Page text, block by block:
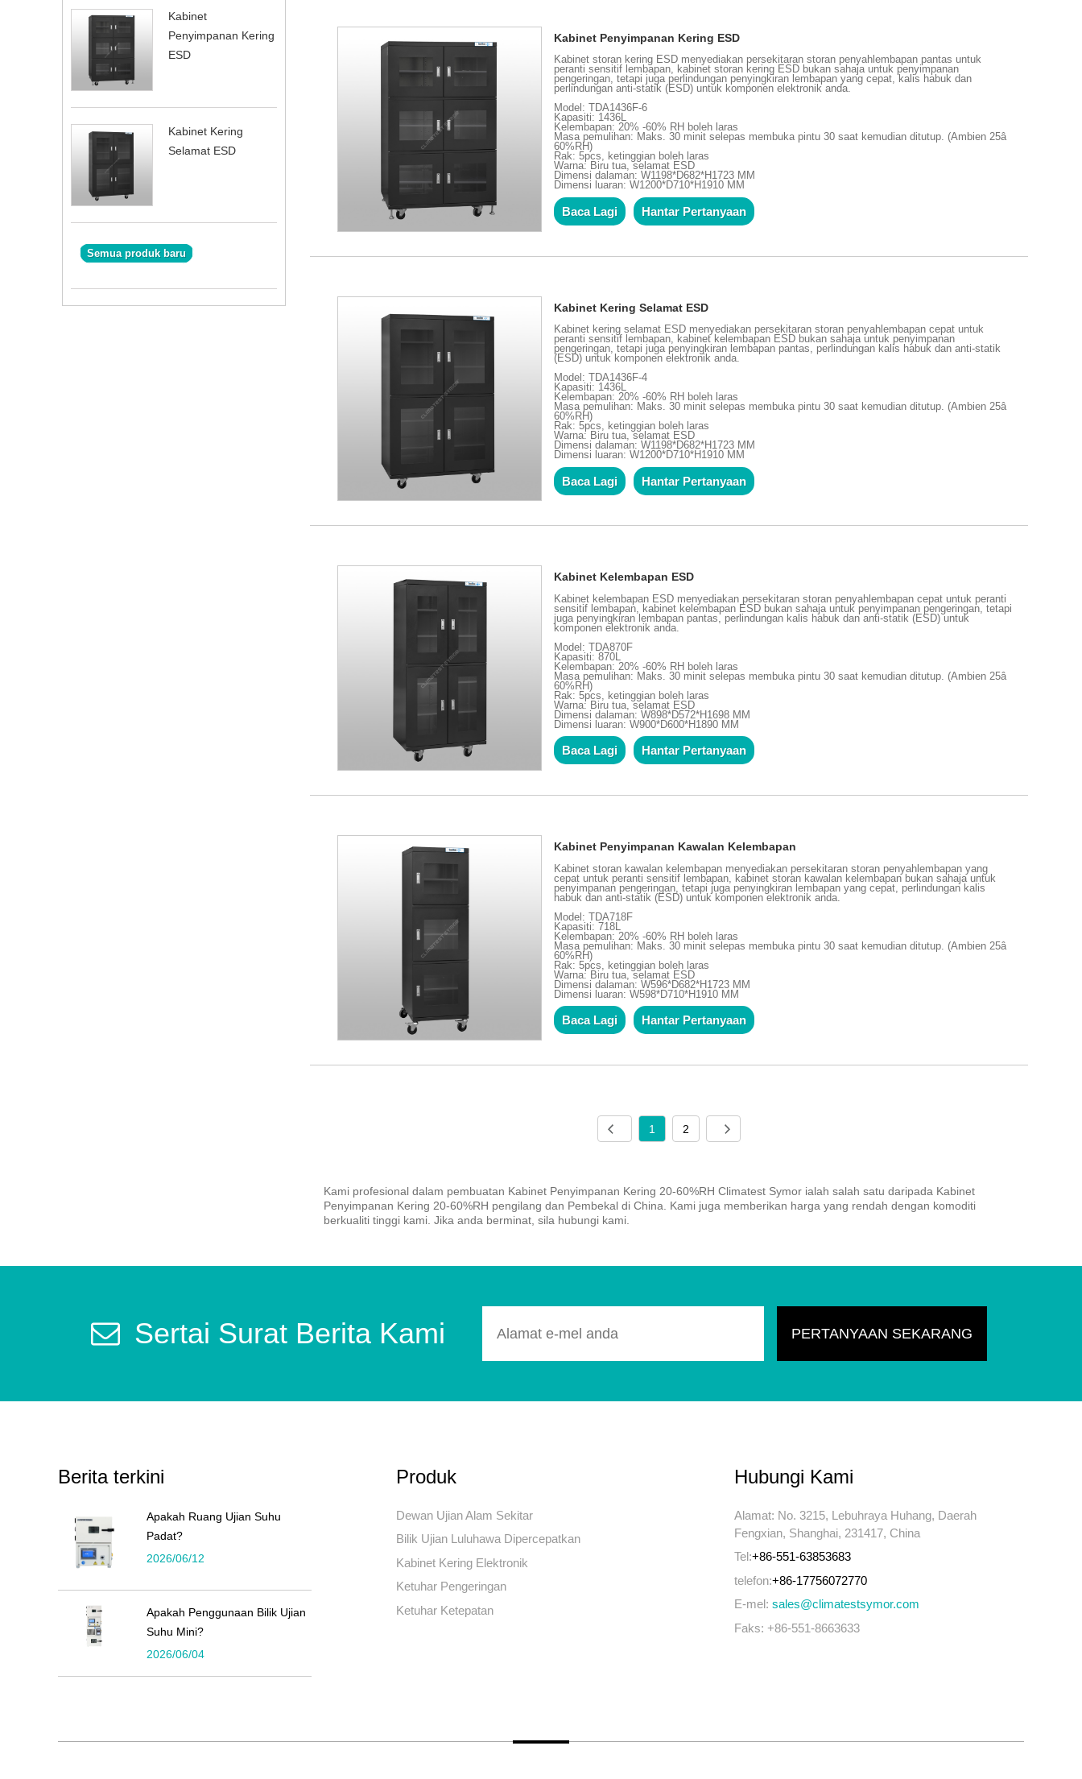
Kabinet
Penyimpanan Kering
ESD
Kabinet Kering
Selamat ESD
Semua produk baru
Kabinet Penyimpanan Kering ESD
Kabinet storan kering ESD menyediakan persekitaran storan penyahlembapan pantas untuk
peranti sensitif lembapan, kabinet storan kering ESD bukan sahaja untuk penyimpanan
pengeringan, tetapi juga perlindungan penyingkiran lembapan yang cepat, kalis habuk dan
perlindungan anti-statik (ESD) untuk komponen elektronik anda.
Model: TDA1436F-6
Kapasiti: 1436L
Kelembapan: 20% -60% RH boleh laras
Masa pemulihan: Maks. 30 minit selepas membuka pintu 30 saat kemudian ditutup. (Ambien 25â
60%RH)
Rak: 5pcs, ketinggian boleh laras
Warna: Biru tua, selamat ESD
Dimensi dalaman: W1198*D682*H1723 MM
Dimensi luaran: W1200*D710*H1910 MM
Baca Lagi Hantar Pertanyaan
Kabinet Kering Selamat ESD
Kabinet kering selamat ESD menyediakan persekitaran storan penyahlembapan cepat untuk
peranti sensitif lembapan, kabinet kelembapan ESD bukan sahaja untuk penyimpanan
pengeringan, tetapi juga penyingkiran lembapan pantas, perlindungan kalis habuk dan anti-statik
(ESD) untuk komponen elektronik anda.
Model: TDA1436F-4
Kapasiti: 1436L
Kelembapan: 20% -60% RH boleh laras
Masa pemulihan: Maks. 30 minit selepas membuka pintu 30 saat kemudian ditutup. (Ambien 25â
60%RH)
Rak: 5pcs, ketinggian boleh laras
Warna: Biru tua, selamat ESD
Dimensi dalaman: W1198*D682*H1723 MM
Dimensi luaran: W1200*D710*H1910 MM
Baca Lagi Hantar Pertanyaan
Kabinet Kelembapan ESD
Kabinet kelembapan ESD menyediakan persekitaran storan penyahlembapan cepat untuk peranti
sensitif lembapan, kabinet kelembapan ESD bukan sahaja untuk penyimpanan pengeringan, tetapi
juga penyingkiran lembapan pantas, perlindungan kalis habuk dan anti-statik (ESD) untuk
komponen elektronik anda.
Model: TDA870F
Kapasiti: 870L
Kelembapan: 20% -60% RH boleh laras
Masa pemulihan: Maks. 30 minit selepas membuka pintu 30 saat kemudian ditutup. (Ambien 25â
60%RH)
Rak: 5pcs, ketinggian boleh laras
Warna: Biru tua, selamat ESD
Dimensi dalaman: W898*D572*H1698 MM
Dimensi luaran: W900*D600*H1890 MM
Baca Lagi Hantar Pertanyaan
Kabinet Penyimpanan Kawalan Kelembapan
Kabinet storan kawalan kelembapan menyediakan persekitaran storan penyahlembapan yang
cepat untuk peranti sensitif lembapan, kabinet storan kawalan kelembapan bukan sahaja untuk
penyimpanan pengeringan, tetapi juga penyingkiran lembapan yang cepat, perlindungan kalis
habuk dan anti-statik (ESD) untuk komponen elektronik anda.
Model: TDA718F
Kapasiti: 718L
Kelembapan: 20% -60% RH boleh laras
Masa pemulihan: Maks. 30 minit selepas membuka pintu 30 saat kemudian ditutup. (Ambien 25â
60%RH)
Rak: 5pcs, ketinggian boleh laras
Warna: Biru tua, selamat ESD
Dimensi dalaman: W596*D682*H1723 MM
Dimensi luaran: W598*D710*H1910 MM
Baca Lagi Hantar Pertanyaan
1 2
Kami profesional dalam pembuatan Kabinet Penyimpanan Kering 20-60%RH Climatest Symor ialah salah satu daripada Kabinet
Penyimpanan Kering 20-60%RH pengilang dan Pembekal di China. Kami juga memberikan harga yang rendah dengan komoditi
berkualiti tinggi kami. Jika anda berminat, sila hubungi kami.
Sertai Surat Berita Kami
Berita terkini
Apakah Ruang Ujian Suhu
Padat?
2026/06/12
Apakah Penggunaan Bilik Ujian
Suhu Mini?
2026/06/04
Produk
Dewan Ujian Alam Sekitar
Bilik Ujian Luluhawa Dipercepatkan
Kabinet Kering Elektronik
Ketuhar Pengeringan
Ketuhar Ketepatan
Hubungi Kami
Alamat: No. 3215, Lebuhraya Huhang, Daerah
Fengxian, Shanghai, 231417, China
Tel:+86-551-63853683
telefon:+86-17756072770
E-mel: sales@climatestsymor.com
Faks: +86-551-8663633